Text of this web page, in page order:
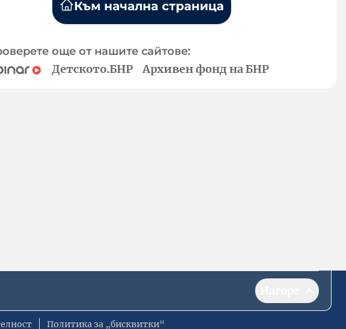
Към начална страница
още от нашите сайтове:
Детското.БНР Архивен фонд на БНР
Политика за „бисквитки“